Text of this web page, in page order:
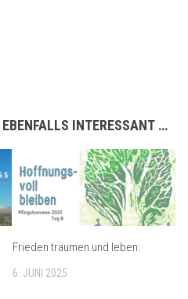
INTERESSANT …
Frieden träumen und leben:
6. JUNI 2025